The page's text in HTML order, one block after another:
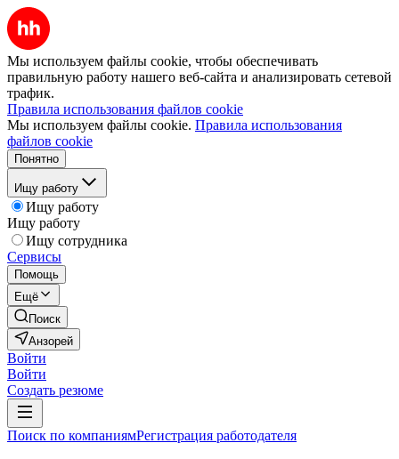
Мы используем файлы cookie, чтобы обеспечивать
правильную работу нашего веб-сайта и анализировать сетевой
трафик.
Правила использования файлов cookie
Мы используем файлы cookie. Правила использования
файлов cookie
Понятно
Ищу работу
Ищу работу
Ищу работу
Ищу сотрудника
Сервисы
Помощь
Ещё
Поиск
Анзорей
Войти
Войти
Создать резюме
Поиск по компаниямРегистрация работодателя